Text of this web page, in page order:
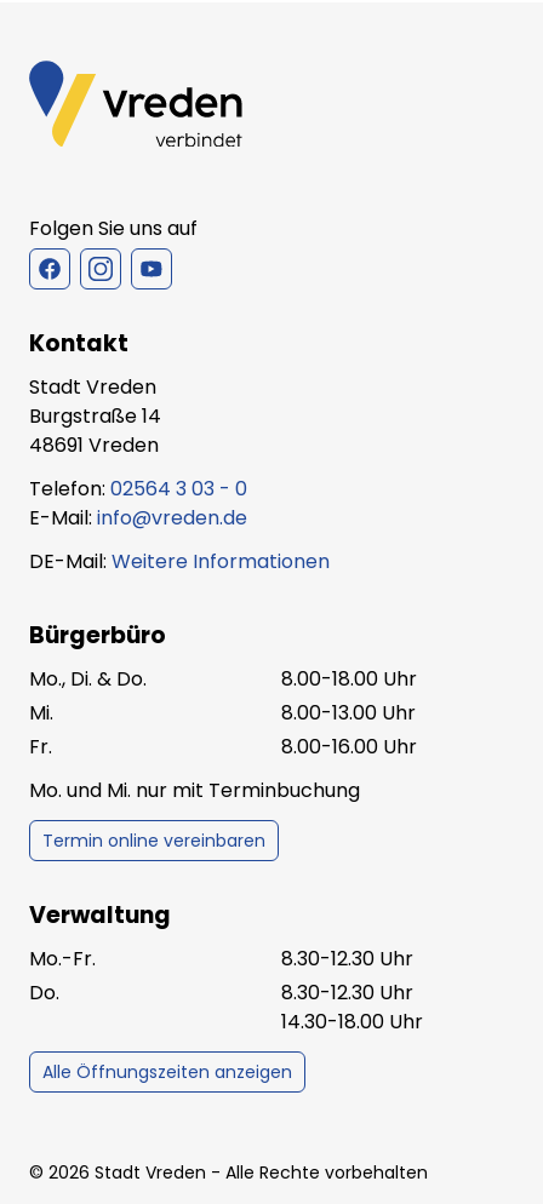
Folgen Sie uns auf
Kontakt
Stadt Vreden
Burgstraße 14
48691 Vreden
Telefon: 02564 3 03 - 0
E-Mail: info@vreden.de
DE-Mail: Weitere Informationen
Bürgerbüro
Mo., Di. & Do.
8.00-18.00 Uhr
Mi.
8.00-13.00 Uhr
Fr.
8.00-16.00 Uhr
Mo. und Mi. nur mit Terminbuchung
Termin online vereinbaren
Verwaltung
Mo.-Fr.
8.30-12.30 Uhr
Do.
8.30-12.30 Uhr
14.30-18.00 Uhr
Alle Öffnungszeiten anzeigen
© 2026 Stadt Vreden - Alle Rechte vorbehalten